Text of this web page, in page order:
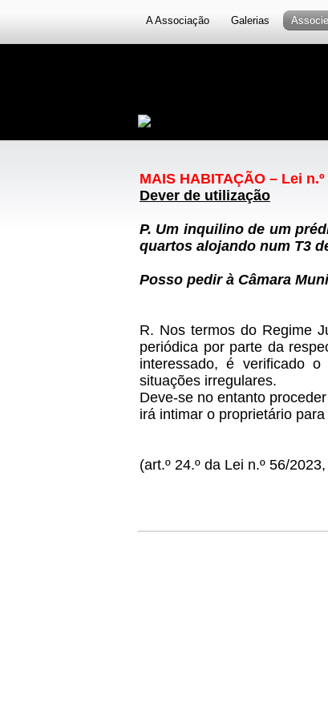
A Associação Galerias
MAIS HABITAÇÃO – Lei
Dever de utilização
P. Um inquilino de um
quartos alojando num T3
Posso pedir à Câmara
R. Nos termos do Regime
periódica por parte da
interessado, é verificado
situações irregulares.
Deve-se no entanto
irá intimar o proprietário
(art.º 24.º da Lei n.º 56/